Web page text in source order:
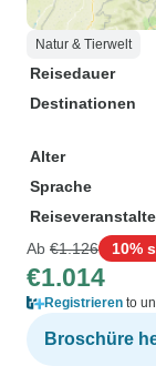
Natur & Tierwelt
Reisedauer
Destinationen
Alter
Sprache
Ab €1.126 10%
€1.014
Registrieren to
Broschüre